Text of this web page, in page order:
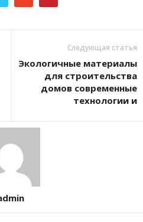
Следующая статья
Экологичные материалы
для строительства
домов современные
технологии и